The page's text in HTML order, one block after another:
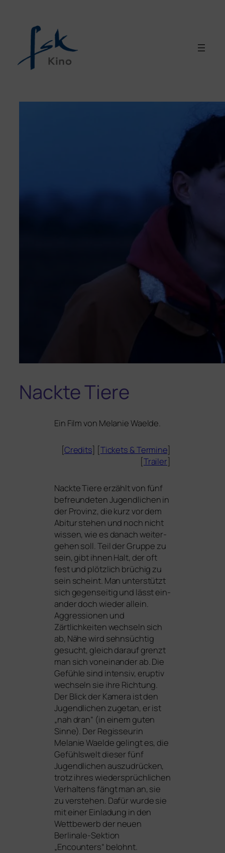
Nackte Tiere
Ein Film von Melanie Waelde.
[Credits] [Tickets &Termine]
[Trailer]
Nackte Tiere erzählt von fünf
befreun­de­ten Jugendlichen in
der Provinz, die kurz vor dem
Abitur ste­hen und noch nicht
wis­sen, wie es danach wei­ter­
ge­hen soll. Teil der Gruppe zu
sein, gibt ihnen Halt, der oft
fest und plötz­lich brü­chig zu
sein scheint. Man unter­stützt
sich gegen­sei­tig und lässt ein­
an­der doch wie­der allein.
Aggressionen und
Zärtlichkeiten wech­seln sich
ab, Nähe wird sehn­süch­tig
gesucht, gleich dar­auf grenzt
man sich von­ein­an­der ab. Die
Gefühle sind inten­siv, erup­tiv
wech­seln sie ihre Richtung.
Der Blick der Kamera ist den
Jugendlichen zuge­tan, er ist
„nah dran“ (in einem guten
Sinne). Der Regisseurin
Melanie Waelde gelingt es, die
Gefühlswelt die­ser fünf
Jugendlichen aus­zu­drü­cken,
trotz ihres wie­der­sprüch­li­chen
Verhaltens fängt man an, sie
zu ver­ste­hen. Dafür wur­de sie
mit einer Einladung in den
Wettbewerb der neu­en
Berlinale-Sektion
„Encounters“ belohnt.